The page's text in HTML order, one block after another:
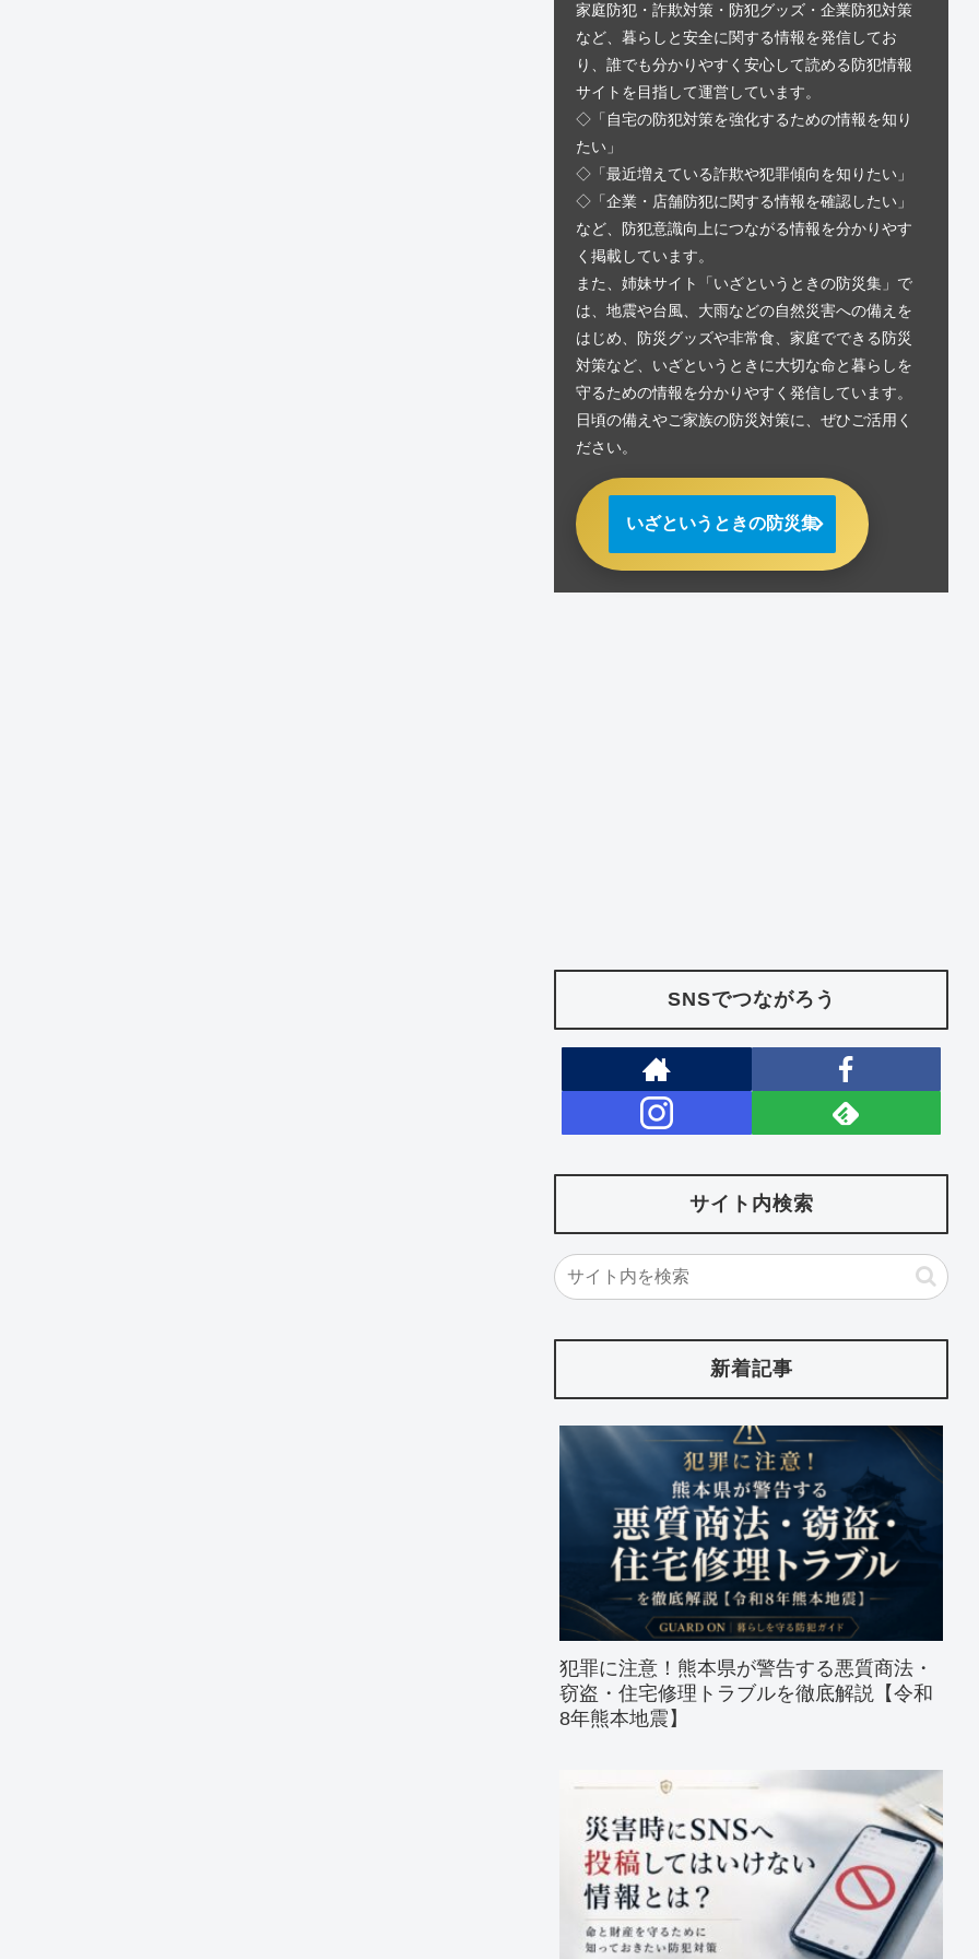
家庭防犯・詐欺対策・防犯グッズ・企業防犯対策
など、暮らしと安全に関する情報を発信してお
り、誰でも分かりやすく安心して読める防犯情報
サイトを目指して運営しています。
◇「自宅の防犯対策を強化するための情報を知り
たい」
◇「最近増えている詐欺や犯罪傾向を知りたい」
◇「企業・店舗防犯に関する情報を確認したい」
など、防犯意識向上につながる情報を分かりやす
く掲載しています。
また、姉妹サイト「いざというときの防災集」で
は、地震や台風、大雨などの自然災害への備えを
はじめ、防災グッズや非常食、家庭でできる防災
対策など、いざというときに大切な命と暮らしを
守るための情報を分かりやすく発信しています。
日頃の備えやご家族の防災対策に、ぜひご活用く
ださい。
いざというときの防災集
SNSでつながろう
サイト内検索
新着記事
犯罪に注意！熊本県が警告する悪質商法・
窃盗・住宅修理トラブルを徹底解説【令和
8年熊本地震】